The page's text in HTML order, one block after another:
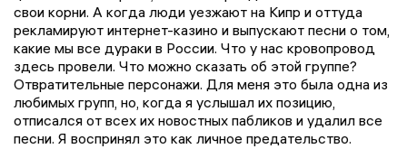
свои корни. А когда люди уезжают на Кипр и оттуда
рекламируют интернет-казино и выпускают песни о том,
какие мы все дураки в России. Что у нас кровопровод
здесь провели. Что можно сказать об этой группе?
Отвратительные персонажи. Для меня это была одна из
любимых групп, но, когда я услышал их позицию,
отписался от всех их новостных пабликов и удалил все
песни. Я воспринял это как личное предательство.